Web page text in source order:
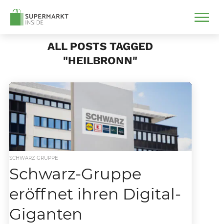
ALL POSTS TAGGED
"HEILBRONN"
SCHWARZ GRUPPE
Schwarz-Gruppe
eröffnet ihren Digital-
Giganten